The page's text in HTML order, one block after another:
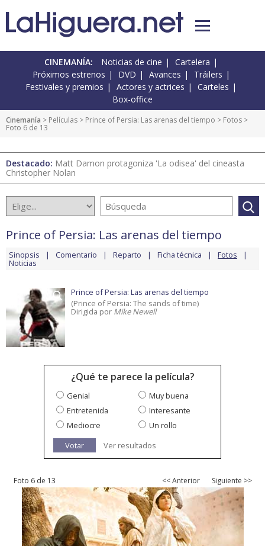
CINEMANÍA: Noticias de cine
Cartelera
Próximos estrenos
DVD Avances
Tráilers
Festivales y premios
Actores y actrices
Carteles
Box-office
Cinemanía > Películas > Prince of Persia: Las arenas del tiempo > Fotos >
Foto 6 de 13
Destacado: Matt Damon protagoniza 'La odisea' del cineasta
Christopher Nolan
Prince of Persia: Las arenas del tiempo
Sinopsis Comentario Reparto Ficha técnica Fotos
Noticias
Prince of Persia: Las arenas del tiempo
(Prince of Persia: The sands of time)
Dirigida por Mike Newell
¿Qué te parece la película?
Genial
Muy buena
Entretenida
Interesante
Mediocre
Un rollo
Votar
Ver resultados
Foto 6 de 13 << Anterior Siguiente >>